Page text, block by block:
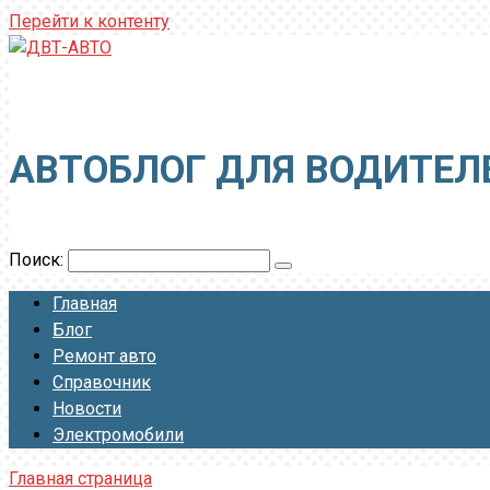
Перейти к контенту
АВТОБЛОГ ДЛЯ
Поиск:
Главная
Блог
Ремонт авто
Справочник
Новости
Электромобили
Главная страница